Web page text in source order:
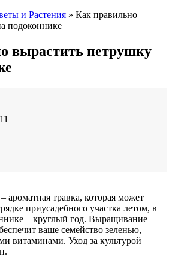
и Растения » Как правильно
подоконнике
вырастить петрушку
ароматная травка, которая может
приусадебного участка летом, в
– круглый год. Выращивание
ваше семейство зеленью,
витаминами. Уход за культурой